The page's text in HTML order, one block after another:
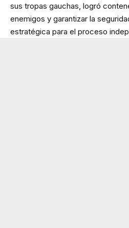
sus tropas gauchas, logró
enemigos y garantizar la
estratégica para el proceso